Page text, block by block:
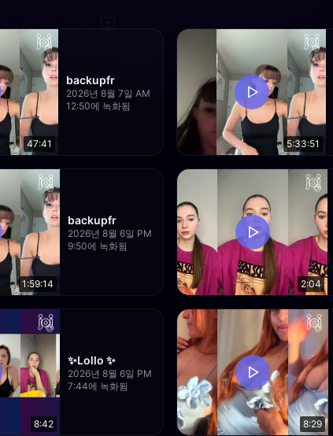
47:41
backupfr
2026년 8월 7일 AM
12:50에 녹화됨
5:33:51
1:59:14
backupfr
2026년 8월 6일 PM
9:50에 녹화됨
2:04
8:42
✨Lollo ✨
2026년 8월 6일 PM
7:44에 녹화됨
8:29